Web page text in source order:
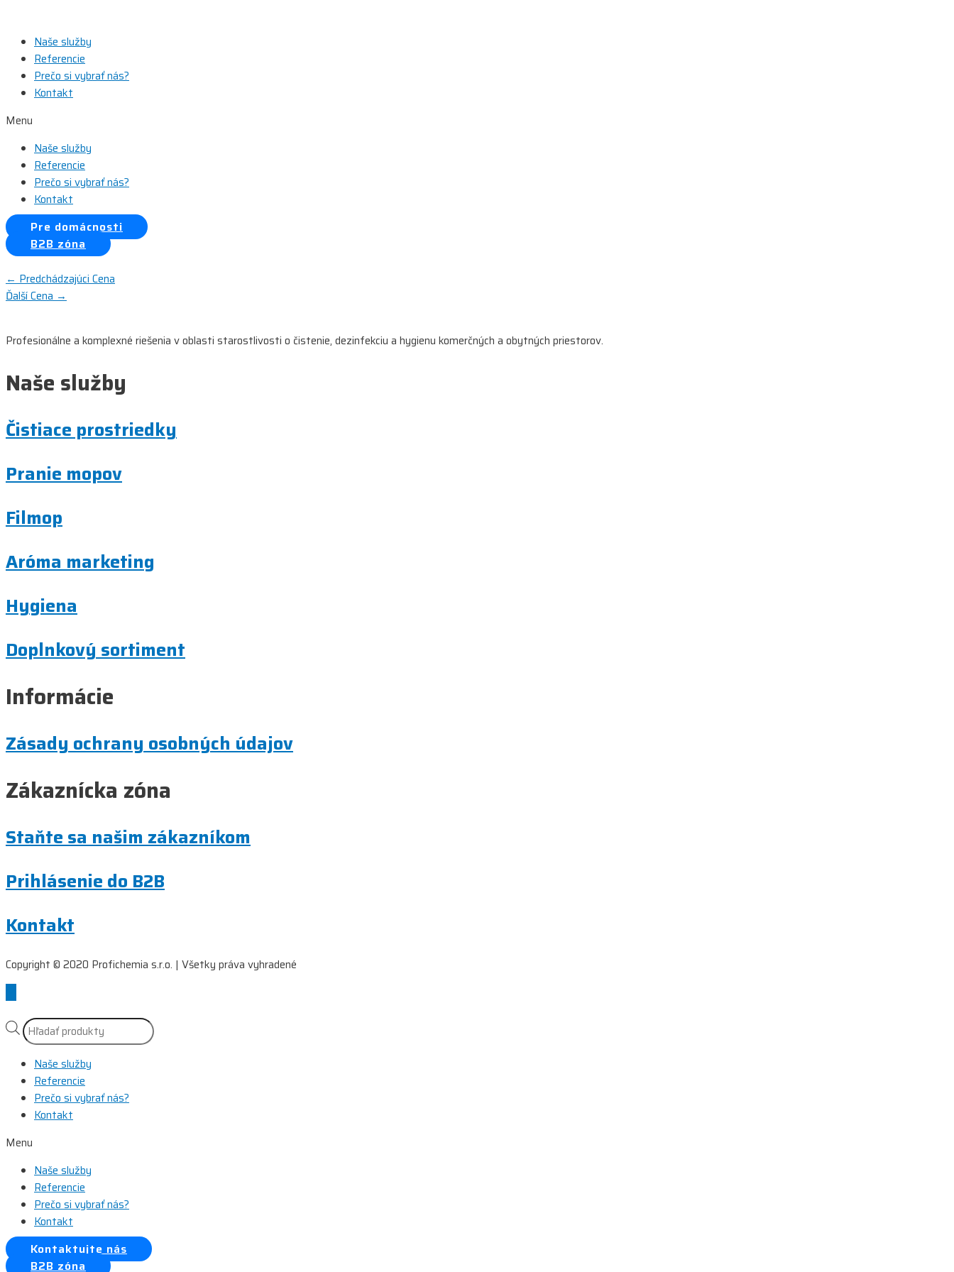
obsah Naše služby
Referencie
Prečo si vybrať nás?
Kontakt
Menu
Naše služby
Referencie
Prečo si vybrať nás?
Kontakt
Pre domácnosti
B2B zóna
Navigácia
článku
←Predchádzajúci Cena
Ďalší Cena→
Profesionálne a komplexné riešenia v oblasti starostlivosti o čistenie, dezinfekciu a hygienu komerčných a obytných priestorov.
Naše služby
Čistiace prostriedky
Pranie mopov
Filmop
Aróma marketing
Hygiena
Doplnkový sortiment
Informácie
Zásady ochrany osobných údajov
Zákaznícka zóna
Staňte sa našim zákazníkom
Prihlásenie do B2B
Kontakt
Copyright © 2020 Profichemia s.r.o. | Všetky práva vyhradené
Top
Products
search
Naše služby
Referencie
Prečo si vybrať nás?
Kontakt
Menu
Naše služby
Referencie
Prečo si vybrať nás?
Kontakt
Kontaktujte nás
B2B zóna